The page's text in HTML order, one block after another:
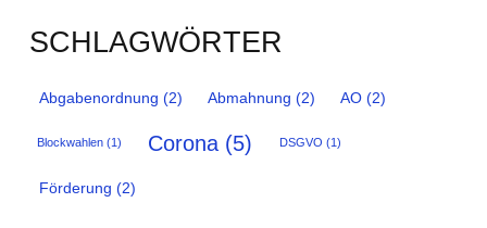
SCHLAGWÖRTER
Abgabenordnung (2) Abmahnung (2) AO (2)
Blockwahlen (1) Corona (5) DSGVO (1)
Förderung (2)